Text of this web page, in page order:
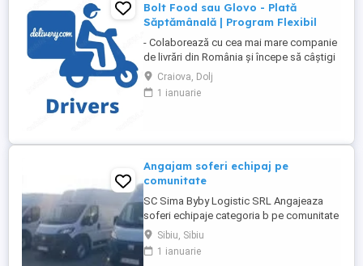
Bolt Food sau Glovo - Plată
Săptămânală | Program Flexibil
- Colaborează cu cea mai mare companie
de livrări din România și începe să câștigi
rapid! - Cerințe: Minim 18 ani Mijloc de
transport propriu (mașină, scuter,
motocicletă sau bicicletă) Telefon mobil
atractive ...
Craiova, Dolj
1 ianuarie
Angajam soferi echipaj pe
comunitate
SC Sima Byby Logistic SRL Angajeaza
soferi echipaje categoria b pe comunitate
Se sta plecat 2 luni cu 2 săptămâni acasa
Pe mașini dube de 3.5t Fiat, Ford și
Renault Se face toată Europa Nu se
Sibiu, Sibiu
1 ianuarie